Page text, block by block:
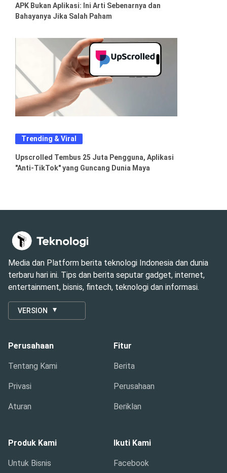
APK Bukan Aplikasi: Ini Arti Sebenarnya dan
Bahayanya Jika Salah Paham
Trending & Viral
Upscrolled Tembus 25 Juta Pengguna, Aplikasi
"Anti-TikTok" yang Guncang Dunia Maya
Media dan Platform berita teknologi Indonesia dan dunia
terbaru hari ini. Tips dan berita seputar gadget, internet,
entertainment, bisnis, fintech, teknologi dan informasi.
VERSION
Perusahaan
Tentang Kami
Privasi
Aturan
Fitur
Berita
Perusahaan
Beriklan
Produk Kami
Untuk Bisnis
Ikuti Kami
Facebook